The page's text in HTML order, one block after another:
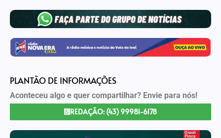
PLANTÃO DE INFORMAÇÕES
Aconteceu algo e quer compartilhar? Envie para nós!
REDAÇÃO: (43) 99981-6178